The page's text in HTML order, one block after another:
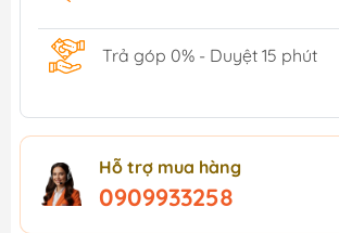
Trả góp 0% - Duyệt 15 phút
Hỗ trợ mua hàng
0909933258